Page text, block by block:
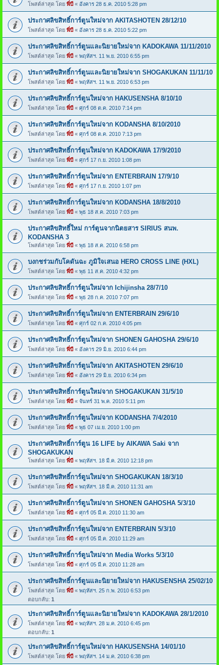
โพสต์ล่าสุด โดย พี่บี « อังคาร 28 ธ.ค. 2010 5:28 pm
ประกาศลิขสิทธิ์การ์ตูนใหม่จาก AKITASHOTEN 28/12/10
โพสต์ล่าสุด โดย พี่บี « อังคาร 28 ธ.ค. 2010 5:22 pm
ประกาศลิขสิทธิ์การ์ตูนและนิยายใหม่จาก KADOKAWA 11/11/2010
โพสต์ล่าสุด โดย พี่บี « พฤหัสฯ. 11 พ.ย. 2010 6:55 pm
ประกาศลิขสิทธิ์การ์ตูนและนิยายใหม่จาก SHOGAKUKAN 11/11/10
โพสต์ล่าสุด โดย พี่บี « พฤหัสฯ. 11 พ.ย. 2010 6:53 pm
ประกาศลิขสิทธิ์การ์ตูนใหม่จาก HAKUSENSHA 8/10/10
โพสต์ล่าสุด โดย พี่บี « ศุกร์ 08 ต.ค. 2010 7:14 pm
ประกาศลิขสิทธิ์การ์ตูนใหม่จาก KODANSHA 8/10/2010
โพสต์ล่าสุด โดย พี่บี « ศุกร์ 08 ต.ค. 2010 7:13 pm
ประกาศลิขสิทธิ์การ์ตูนใหม่จาก KADOKAWA 17/9/2010
โพสต์ล่าสุด โดย พี่บี « ศุกร์ 17 ก.ย. 2010 1:08 pm
ประกาศลิขสิทธิ์การ์ตูนใหม่จาก ENTERBRAIN 17/9/10
โพสต์ล่าสุด โดย พี่บี « ศุกร์ 17 ก.ย. 2010 1:07 pm
ประกาศลิขสิทธิ์การ์ตูนใหม่จาก KODANSHA 18/8/2010
โพสต์ล่าสุด โดย พี่บี « พุธ 18 ส.ค. 2010 7:03 pm
ประกาศลิขสิทธิ์ใหม่ การ์ตูนจากนิตยสาร SIRIUS สนพ.
KODANSHA 3
โพสต์ล่าสุด โดย พี่บี « พุธ 18 ส.ค. 2010 6:58 pm
บงกชร่วมกับโคดันฉะ ภูมิใจเสนอ HERO CROSS LINE (HXL)
โพสต์ล่าสุด โดย พี่บี « พุธ 11 ส.ค. 2010 4:32 pm
ประกาศลิขสิทธิ์การ์ตูนใหม่จาก Ichijinsha 28/7/10
โพสต์ล่าสุด โดย พี่บี « พุธ 28 ก.ค. 2010 7:07 pm
ประกาศลิขสิทธิ์การ์ตูนใหม่จาก ENTERBRAIN 29/6/10
โพสต์ล่าสุด โดย พี่บี « ศุกร์ 02 ก.ค. 2010 4:05 pm
ประกาศลิขสิทธิ์การ์ตูนใหม่จาก SHONEN GAHOSHA 29/6/10
โพสต์ล่าสุด โดย พี่บี « อังคาร 29 มิ.ย. 2010 6:44 pm
ประกาศลิขสิทธิ์การ์ตูนใหม่จาก AKITASHOTEN 29/6/10
โพสต์ล่าสุด โดย พี่บี « อังคาร 29 มิ.ย. 2010 6:34 pm
ประกาศลิขสิทธิ์การ์ตูนใหม่จาก SHOGAKUKAN 31/5/10
โพสต์ล่าสุด โดย พี่บี « จันทร์ 31 พ.ค. 2010 5:11 pm
ประกาศลิขสิทธิ์การ์ตูนใหม่จาก KODANSHA 7/4/2010
โพสต์ล่าสุด โดย พี่บี « พุธ 07 เม.ย. 2010 1:00 pm
ประกาศลิขสิทธิ์การ์ตูน 16 LIFE by AIKAWA Saki จาก
SHOGAKUKAN
โพสต์ล่าสุด โดย พี่บี « พฤหัสฯ. 18 มี.ค. 2010 12:18 pm
ประกาศลิขสิทธิ์การ์ตูนใหม่จาก SHOGAKUKAN 18/3/10
โพสต์ล่าสุด โดย พี่บี « พฤหัสฯ. 18 มี.ค. 2010 11:31 am
ประกาศลิขสิทธิ์การ์ตูนใหม่จาก SHONEN GAHOSHA 5/3/10
โพสต์ล่าสุด โดย พี่บี « ศุกร์ 05 มี.ค. 2010 11:30 am
ประกาศลิขสิทธิ์การ์ตูนใหม่จาก ENTERBRAIN 5/3/10
โพสต์ล่าสุด โดย พี่บี « ศุกร์ 05 มี.ค. 2010 11:29 am
ประกาศลิขสิทธิ์การ์ตูนใหม่จาก Media Works 5/3/10
โพสต์ล่าสุด โดย พี่บี « ศุกร์ 05 มี.ค. 2010 11:28 am
ประกาศลิขสิทธิ์การ์ตูนและนิยายใหม่จาก HAKUSENSHA 25/02/10
โพสต์ล่าสุด โดย พี่บี « พฤหัสฯ. 25 ก.พ. 2010 6:53 pm
ตอบกลับ: 1
ประกาศลิขสิทธิ์การ์ตูนและนิยายใหม่จาก KADOKAWA 28/1/2010
โพสต์ล่าสุด โดย พี่บี « พฤหัสฯ. 28 ม.ค. 2010 6:45 pm
ตอบกลับ: 1
ประกาศลิขสิทธิ์การ์ตูนใหม่จาก HAKUSENSHA 14/01/10
โพสต์ล่าสุด โดย พี่บี « พฤหัสฯ. 14 ม.ค. 2010 6:38 pm